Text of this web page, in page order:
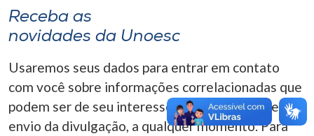
A+
Receba as
novidades da Unoesc
Usaremos seus dados para entrar em contato
com você sobre informações correlacionadas que
podem ser de seu interesse. Você pode cancelar o
envio da divulgação, a qualquer momento. Para